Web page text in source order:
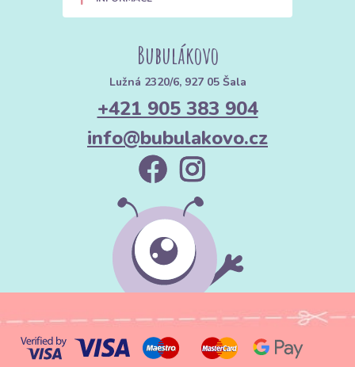
Bubulákovo
Lužná 2320/6, 927 05 Šala
+421 905 383 904
info@bubulakovo.cz